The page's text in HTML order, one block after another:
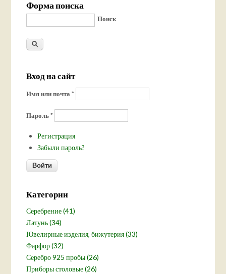
Форма поиска
Поиск
Вход на сайт
Имя или почта*
Пароль*
Регистрация
Забыли пароль?
Категории
Серебрение (41)
Латунь (34)
Ювелирные изделия, бижутерия (33)
Фарфор (32)
Серебро 925 пробы (26)
Приборы столовые (26)